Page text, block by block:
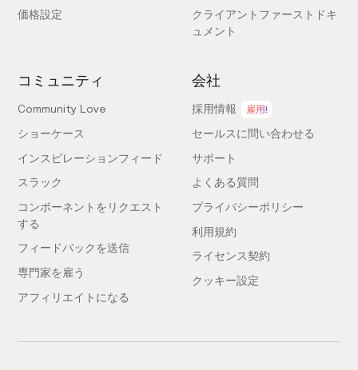
価格設定
クライアントファーストドキ
ュメント
コミュニティ
Community Love
ショーケース
インスピレーションフィード
スラック
コンポーネントをリクエスト
する
フィードバックを送信
専門家を雇う
アフィリエイトになる
会社
採用情報 雇用!
セールスに問い合わせる
サポート
よくある質問
プライバシーポリシー
利用規約
ライセンス契約
クッキー設定